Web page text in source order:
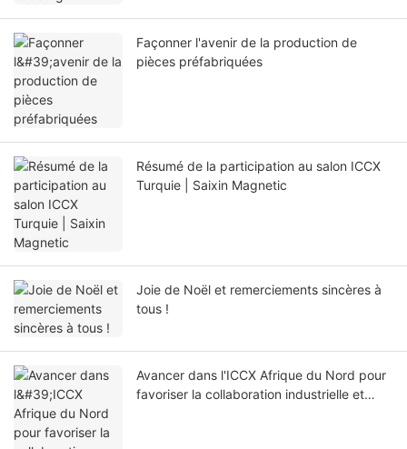
Façonner l'avenir de la production de
pièces préfabriquées
Résumé de la participation au salon ICCX
Turquie | Saixin Magnetic
Joie de Noël et remerciements sincères à
tous !
Avancer dans l'ICCX Afrique du Nord pour
favoriser la collaboration industrielle et